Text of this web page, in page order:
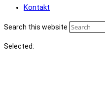
Kontakt
Search this website
Selected: